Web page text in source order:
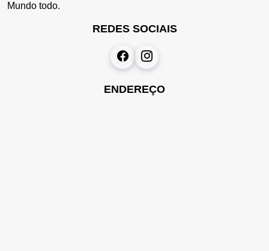
Mundo todo.
REDES SOCIAIS
ENDEREÇO